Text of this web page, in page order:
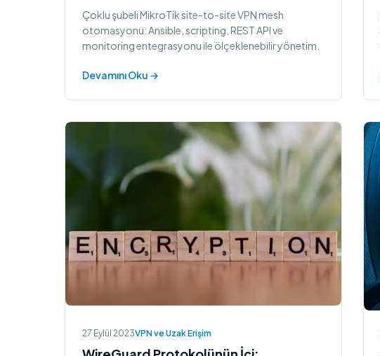
Çoklu şubeli MikroTik site-to-site VPN mesh
otomasyonu: Ansible, scripting, REST API ve
monitoring entegrasyonu ile ölçeklenebilir yönetim.
Devamını Oku →
27 Eylül 2023VPN ve Uzak Erişim